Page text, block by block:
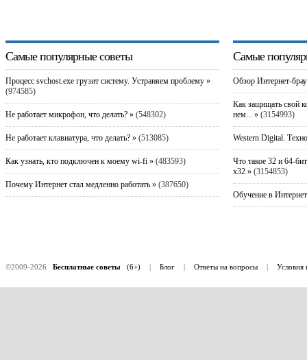
Самые популярные советы
Процесс svchost.exe грузит систему. Устраняем проблему »
(974585)
Не работает микрофон, что делать? »(548302)
Не работает клавиатура, что делать? »(513085)
Как узнать, кто подключен к моему wi-fi »(483593)
Почему Интернет стал медленно работать »(387650)
Самые
Обзор Интернет-
Как защищать свой
нем... »(3154993)
Western Digital.
Что такое 32 и 64-
x32 »(3154853)
Обучение в
©2009-2026 Бесплатные советы(6+) | Блог | Ответы на вопросы | Условия